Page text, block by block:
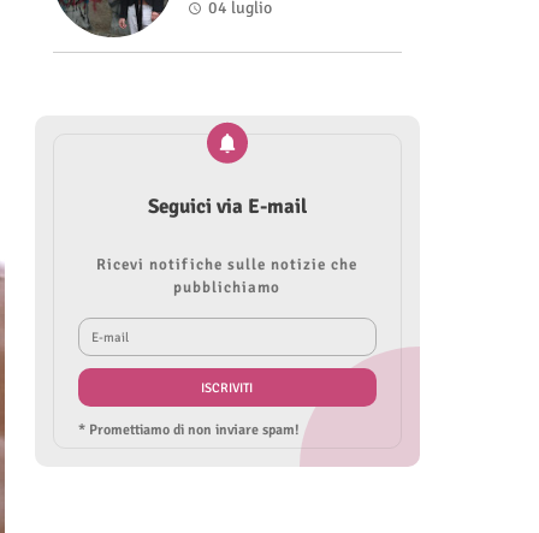
nel videoclip di “Sofia”
04 luglio
Seguici via E-mail
Ricevi notifiche sulle notizie che
pubblichiamo
* Promettiamo di non inviare spam!